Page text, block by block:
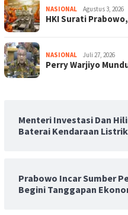
NASIONAL Agustus 3, 2026
HKI Surati
NASIONAL Juli 27, 2026
Perry Warjiyo
Menteri Investasi Dan
Baterai Kendaraan Listrik
Prabowo Incar Sumber
Begini Tanggapan